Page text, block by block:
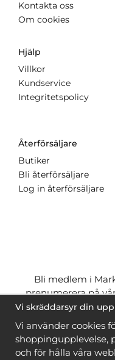
Kontakta oss
Om cookies
Hjälp
Villkor
Kundservice
Integritetspolicy
Återförsäljare
Butiker
Bli återförsäljare
Log in återförsäljare
Bli medlem i
prenumerera på
ner många
när du handlar garn
är
gratis
Vi skräddarsyr din
Vi använder cookies
shoppingupplevelse,
och för hålla våra